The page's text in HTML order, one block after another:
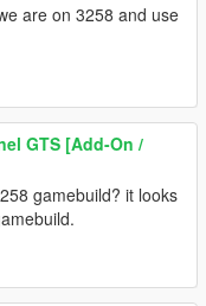
are on 3258 and use
GTS [Add-On /
gamebuild? it looks